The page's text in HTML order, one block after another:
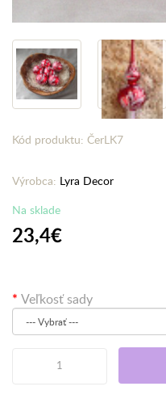
Kód produktu: ČerLK7
Výrobca: Lyra Decor
Na sklade
23,4€
Veľkosť sady